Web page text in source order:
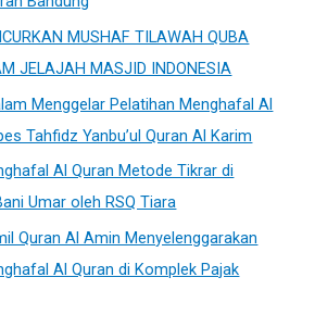
MUSHAF TILAWAH QUBA
JELAJAH MASJID INDONESIA
Menggelar Pelatihan Menghafal Al
Tahfidz Yanbu’ul Quran Al Karim
Al Quran Metode Tikrar di
Umar oleh RSQ Tiara
Quran Al Amin Menyelenggarakan
Al Quran di Komplek Pajak